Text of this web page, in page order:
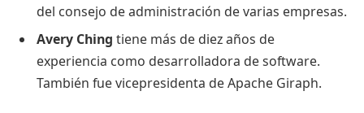
del consejo de administración de varias empresas.
Avery Ching tiene más de diez años de
experiencia como desarrolladora de software.
También fue vicepresidenta de Apache Giraph.